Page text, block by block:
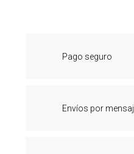
Pago seguro
Envíos por